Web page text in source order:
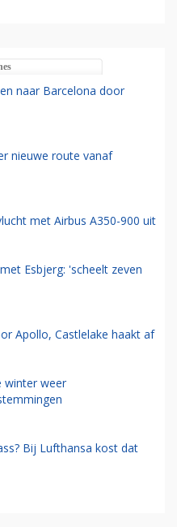
naar Barcelona door
nieuwe route vanaf
met Airbus A350-900 uit
Esbjerg: 'scheelt zeven
Apollo, Castlelake haakt af
winter weer
Bij Lufthansa kost dat